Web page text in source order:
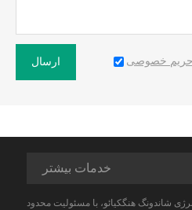
ارسال خصوصی
خدمات بیشتر